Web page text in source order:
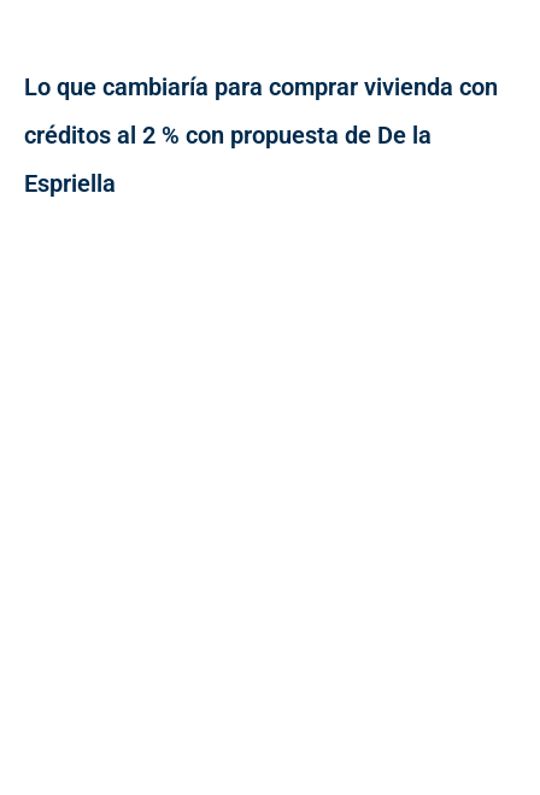
Lo que cambiaría para comprar vivienda con
créditos al 2 % con propuesta de De la
Espriella